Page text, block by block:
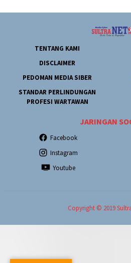
TENTANG KAMI
DISCLAIMER
PEDOMAN MEDIA SIBER
STANDAR PERLINDUNGAN
PROFESI WARTAWAN
JARINGAN
Facebook
Instagram
Youtube
Copyright © 2019